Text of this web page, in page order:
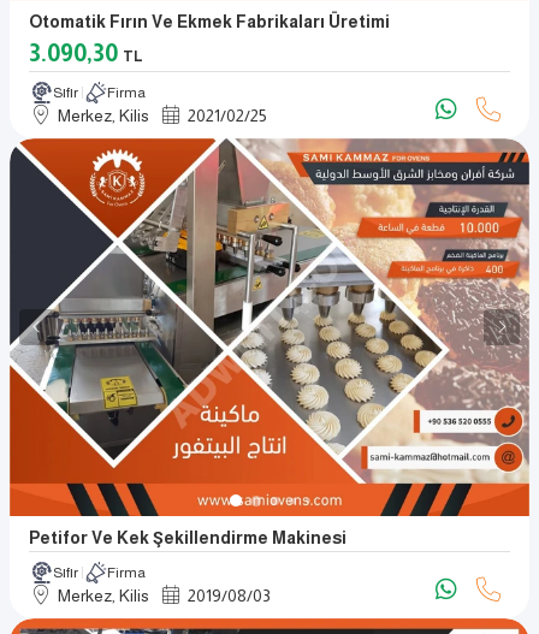
Otomatik Fırın Ve Ekmek Fabrikaları Üretimi
3.090,30 TL
Sıfır Firma
Merkez, Kilis 2021/02/25
Petifor Ve Kek Şekillendirme Makinesi
Sıfır Firma
Merkez, Kilis 2019/08/03